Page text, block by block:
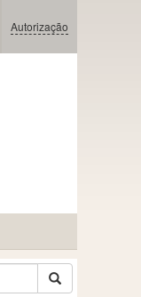
Autorização